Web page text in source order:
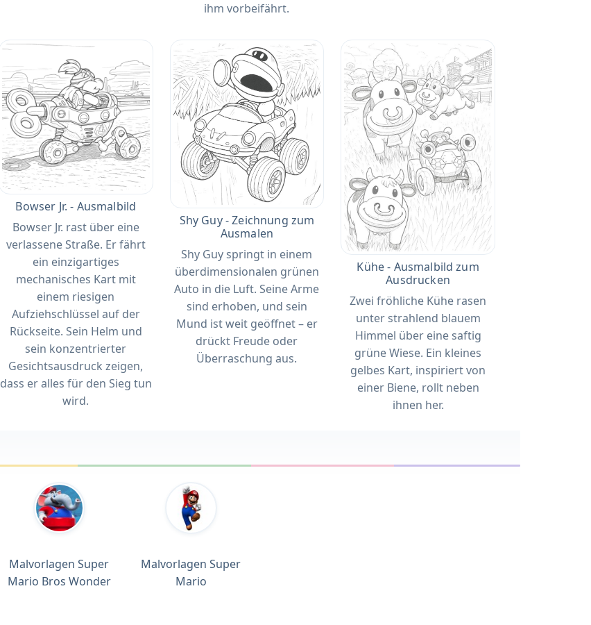
ihm vorbeifährt.
Bowser Jr. - Ausmalbild
Bowser Jr. rast über eine
verlassene Straße. Er fährt
ein einzigartiges
mechanisches Kart mit
einem riesigen
Aufziehschlüssel auf der
Rückseite. Sein Helm und
sein konzentrierter
Gesichtsausdruck zeigen,
dass er alles für den Sieg tun
wird.
Shy Guy - Zeichnung zum
Ausmalen
Shy Guy springt in einem
überdimensionalen grünen
Auto in die Luft. Seine Arme
sind erhoben, und sein
Mund ist weit geöffnet – er
drückt Freude oder
Überraschung aus.
Kühe - Ausmalbild zum
Ausdrucken
Zwei fröhliche Kühe rasen
unter strahlend blauem
Himmel über eine saftig
grüne Wiese. Ein kleines
gelbes Kart, inspiriert von
einer Biene, rollt neben
ihnen her.
Malvorlagen Super
Mario Bros Wonder
Malvorlagen Super
Mario